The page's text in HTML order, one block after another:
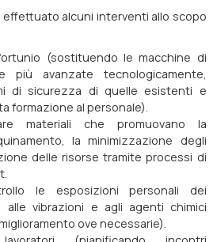
effettuato alcuni interventi allo scopo
(sostituendo le macchine di
più avanzate tecnologicamente,
di sicurezza di quelle esistenti e
formazione al personale).
materiali che promuovano la
la minimizzazione degli
delle risorse tramite processi di
le esposizioni personali dei
alle vibrazioni e agli agenti chimici
ove necessarie).